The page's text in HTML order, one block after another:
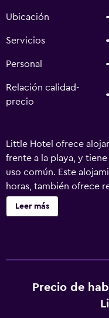
Ubicación
Servicios
Personal
Relación calidad-
precio
Little Hotel ofrece
frente a la playa, y
uso común. Este
horas, también ofrece
y se ofrece parking
habitaciones del
de Riccione está a
Ceccarini está a 14
Leer más
Precio de